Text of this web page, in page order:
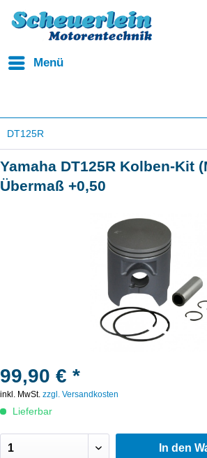
Menü
DT125R
Yamaha DT125R Kolben-Kit
Übermaß +0,50
99,90 € *
inkl. MwSt. zzgl. Versandkosten
Lieferbar
In den